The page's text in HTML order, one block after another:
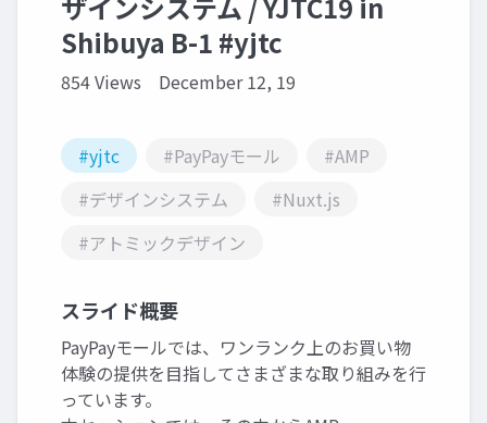
Shibuya B-1 #yjtc
854 Views December 12, 19
#yjtc #PayPayモール
#AMP
#デザインシステム
#Nuxt.js
#アトミックデザイン
スライド概要
PayPayモールでは、ワンランク上のお買い物
体験の提供を目指してさまざまな取り組みを行
っています。